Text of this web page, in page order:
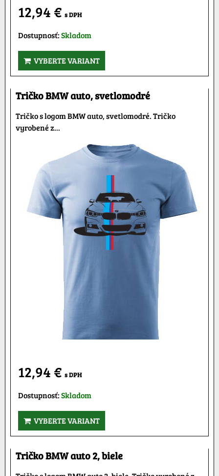
12,94 € s DPH
Dostupnosť:Skladom
VYBERTE VARIANT
Tričko BMW auto, svetlomodré
Tričko s logom BMW auto, svetlomodré. Tričko
vyrobené z...
12,94 € s DPH
Dostupnosť:Skladom
VYBERTE VARIANT
Tričko BMW auto 2, biele